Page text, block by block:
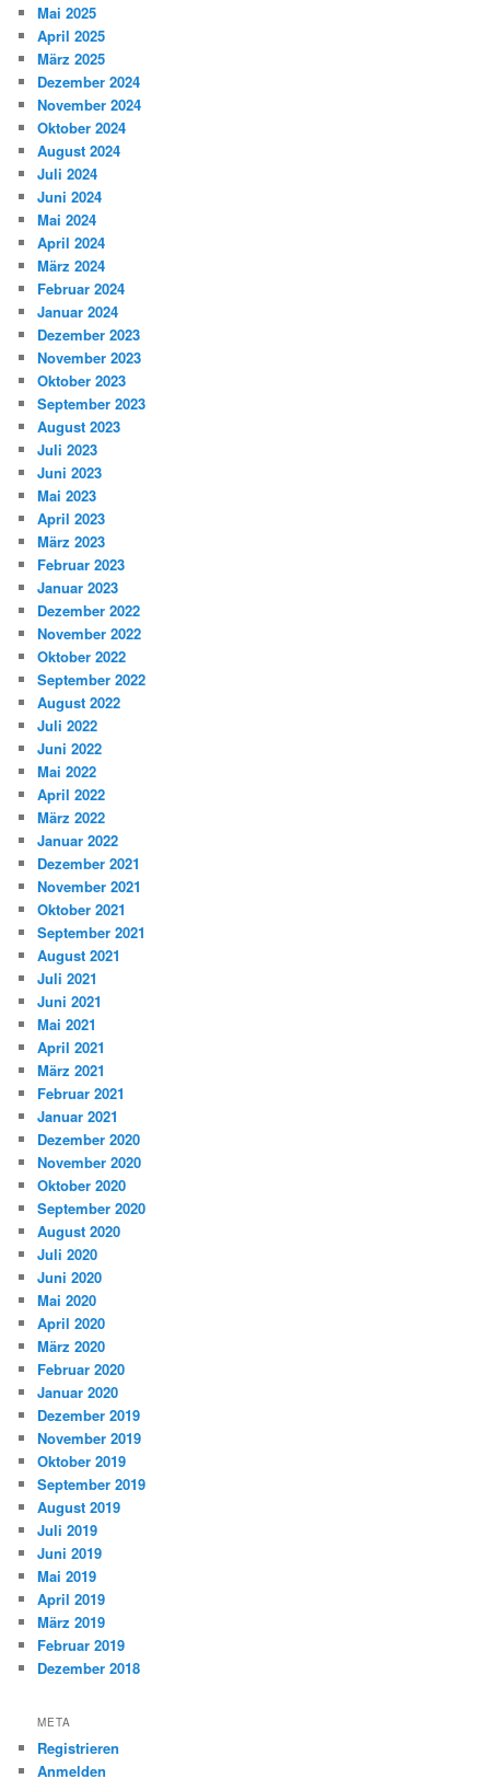
Mai 2025
April 2025
März 2025
Dezember 2024
November 2024
Oktober 2024
August 2024
Juli 2024
Juni 2024
Mai 2024
April 2024
März 2024
Februar 2024
Januar 2024
Dezember 2023
November 2023
Oktober 2023
September 2023
August 2023
Juli 2023
Juni 2023
Mai 2023
April 2023
März 2023
Februar 2023
Januar 2023
Dezember 2022
November 2022
Oktober 2022
September 2022
August 2022
Juli 2022
Juni 2022
Mai 2022
April 2022
März 2022
Januar 2022
Dezember 2021
November 2021
Oktober 2021
September 2021
August 2021
Juli 2021
Juni 2021
Mai 2021
April 2021
März 2021
Februar 2021
Januar 2021
Dezember 2020
November 2020
Oktober 2020
September 2020
August 2020
Juli 2020
Juni 2020
Mai 2020
April 2020
März 2020
Februar 2020
Januar 2020
Dezember 2019
November 2019
Oktober 2019
September 2019
August 2019
Juli 2019
Juni 2019
Mai 2019
April 2019
März 2019
Februar 2019
Dezember 2018
META
Registrieren
Anmelden